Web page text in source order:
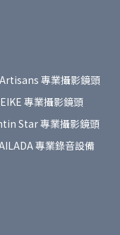
專業攝影鏡頭
專業攝影鏡頭
Star 專業攝影鏡頭
專業錄音設備